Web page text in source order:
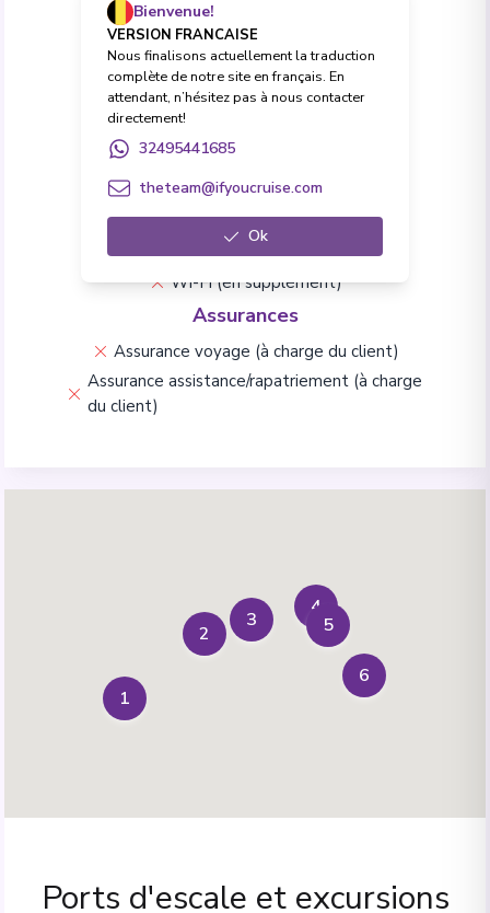
Toutes boissons (softs et alcool)
Excursions
Excursions à terre
Frais & Formalités
Pourboires et frais de service
Frais de visa (à charge du client)
Vie à bord & Divertissement
Conférences
Animations à bord
Wi-Fi (en supplément)
Assurances
Assurance voyage (à charge du client)
Assurance assistance/rapatriement (à charge
du client)
1
2
3
4
5
6
Ports d'escale et excursions
Bienvenue!
VERSION FRANCAISE
Nous finalisons actuellement la traduction
complète de notre site en français. En
attendant, n’hésitez pas à nous contacter
directement!
32495441685
theteam@ifyoucruise.com
Ok